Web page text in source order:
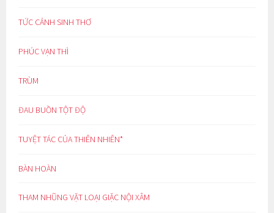
TỨC CẢNH SINH THƠ
PHÚC VẠN THÌ
TRÙM
ĐAU BUỒN TỘT ĐỘ
TUYỆT TÁC CỦA THIÊN NHIÊN*
BÀN HOÀN
THAM NHŨNG VẶT LOẠI GIẶC NỘI XÂM